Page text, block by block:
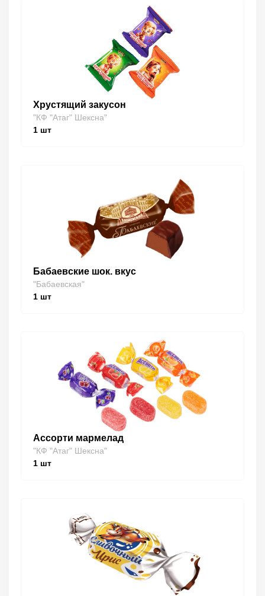
Хрустящий закусон
"КФ "Атаг" Шексна"
1 шт
Бабаевские шок. вкус
"Бабаевская"
1 шт
Ассорти мармелад
"КФ "Атаг" Шексна"
1 шт